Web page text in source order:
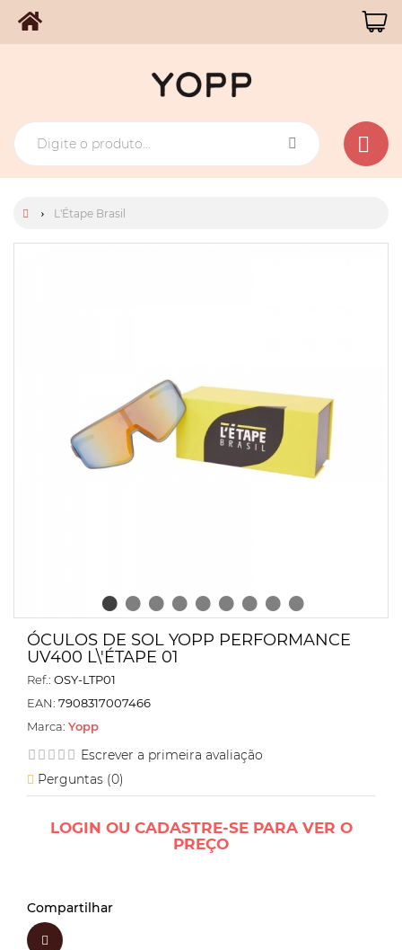
L'Étape Brasil
ÓCULOS DE SOL YOPP PERFORMANCE
UV400 L\'ÉTAPE 01
Ref.: OSY-LTP01
EAN: 7908317007466
Marca: Yopp
Escrever a primeira avaliação
Perguntas (0)
LOGIN OU CADASTRE-SE PARA VER O
PREÇO
Compartilhar